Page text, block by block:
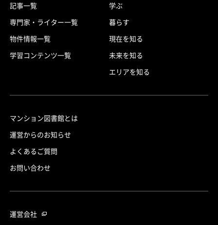
記事一覧
専門家・ライター一覧
物件情報一覧
学習コンテンツ一覧
学ぶ
暮らす
現在を知る
未来を知る
エリアを知る
マンション図書館とは
運営からのお知らせ
よくあるご質問
お問い合わせ
運営会社